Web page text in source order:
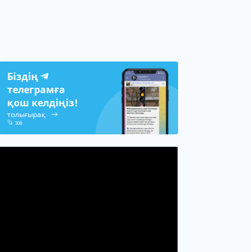
Біздің
телеграмға
қош келдіңіз!
толығырақ
308